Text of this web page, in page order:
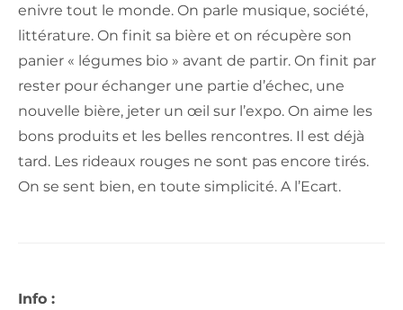
enivre tout le monde. On parle musique, société,
littérature. On finit sa bière et on récupère son
panier « légumes bio » avant de partir. On finit par
rester pour échanger une partie d’échec, une
nouvelle bière, jeter un œil sur l’expo. On aime les
bons produits et les belles rencontres. Il est déjà
tard. Les rideaux rouges ne sont pas encore tirés.
On se sent bien, en toute simplicité. A l’Ecart.
Info :